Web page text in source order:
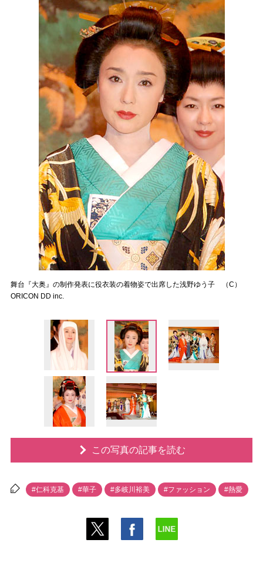
舞台『大奥』の制作発表に役衣装の着物姿で出席した浅野ゆう子 （C）
ORICON DD inc.
この写真の記事を読む
#仁科克基 #華子 #多岐川裕美 #ファッション #熱愛